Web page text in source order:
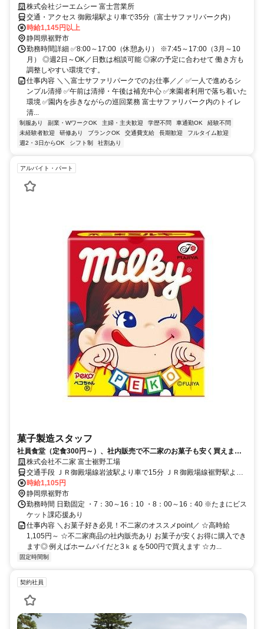
株式会社ジーエムシー 富士営業所
交通・アクセス 御殿場駅より車で35分（富士サファリパーク内）
時給1,145円以上
静岡県裾野市
勤務時間詳細 ✅8:00～17:00（休憩あり） ※7:45～17:00（3月～10
月） ◎週2日～OK／日数は相談可能 ◎家の予定に合わせて 働き方も
調整しやすい環境です。
仕事内容 ＼＼富士サファリパークでのお仕事／／ ✅一人で進めるシ
ンプル清掃 ✅午前は清掃・午後は補充中心 ✅来園者利用で落ち着いた
環境 ✅園内を歩きながらの巡回業務 富士サファリパーク内のトイレ
清...
制服あり 副業・WワークOK 主婦・主夫歓迎 学歴不問 車通勤OK
経験不問
未経験者歓迎
研修あり ブランクOK 交通費支給 長期歓迎
フルタイム歓迎
週2・3日からOK
シフト制 社割あり
アルバイト・パート
菓子製造スタッフ
社員食堂（定食300円～）、社内販売で不二家のお菓子も安く買えます
◎ 株式会社不二家 富士裾野工場
交通手段 ＪＲ御殿場線岩波駅より車で15分 ＪＲ御殿場線裾野駅より
車で20分 お車での通勤をお願いいたします。
時給1,105円
静岡県裾野市
勤務時間 日勤固定 ・7：30～16：10 ・8：00～16：40 ※たまにビス
ケット課応援あり
仕事内容 ＼お菓子好き必見！不二家のオススメpoint／ ☆高時給
1,105円～ ☆不二家商品の社内販売あり お菓子が安くお得に購入でき
ます◎ 例えばホームパイだと3ｋｇを500円で買えます ☆カ...
固定時間制
契約社員